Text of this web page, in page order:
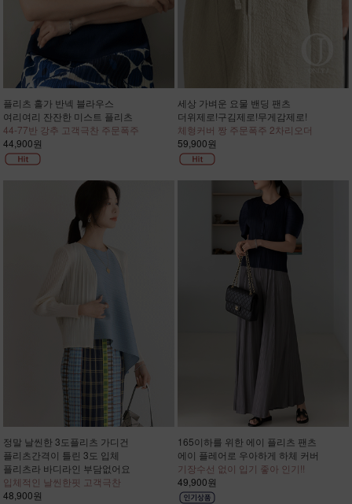
플리츠 홀가 반넥 블라우스
여리여리 잔잔한 미스트 플리츠
44-77반 강추 고객극찬 주문폭주
44,900원
세상 가벼운 요물 밴딩 팬츠
더위제로!구김제로!무게감제로!
체형커버 짱 주문폭주 2차리오더
59,900원
정말 날씬한 3도플리츠 가디건
플리츠간격이 틀린 3도 입체
플리츠라 바디라인 부담없어요
입체적인 날씬한핏 고객극찬
48,900원
165이하를 위한 에이 플리츠 팬츠
에이 플레어로 우아하게 하체 커버
기장수선 없이 입기 좋아 인기!!
49,900원